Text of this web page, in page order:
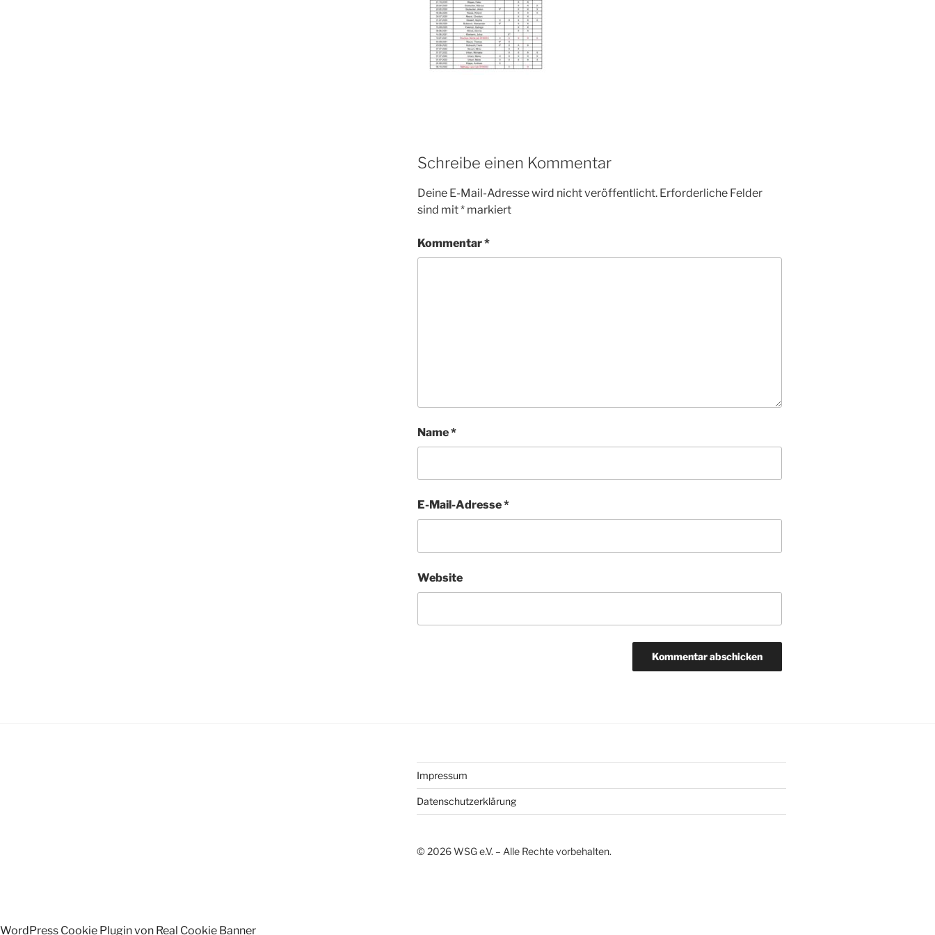
Schreibe einen Kommentar
Deine E-Mail-Adresse wird nicht veröffentlicht. Erforderliche Felder
sind mit*markiert
Kommentar*
Name*
E-Mail-Adresse*
Website
Impressum
Datenschutzerklärung
© 2026WSG e.V. – Alle Rechte vorbehalten.
WordPress Cookie Plugin von Real Cookie Banner